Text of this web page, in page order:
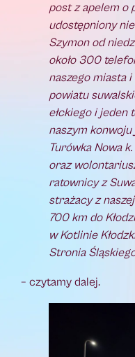
post z apelem o
udostępniony
Szymon od
około 300
naszego miasta
powiatu
ełckiego i jeden
naszym
Turówka Nowa
oraz
ratownicy z
strażacy z
700 km do
w Kotlinie
Stronia
– czytamy dalej.